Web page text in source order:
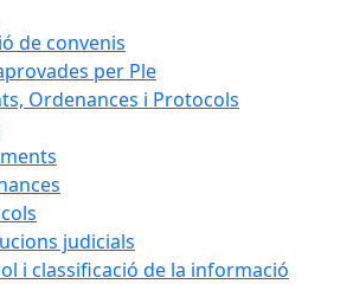
de convenis
per Ple
Ordenances i Protocols
judicials
i classificació de la informació